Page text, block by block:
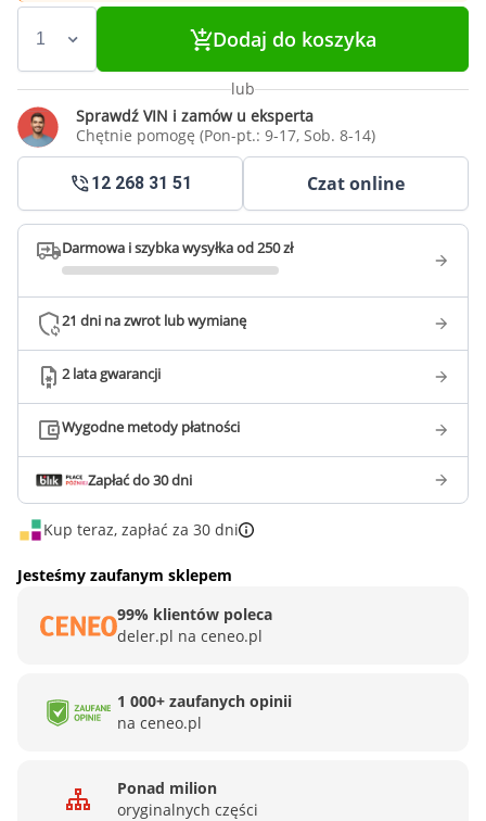
Dodaj do koszyka
lub
Sprawdź VIN i zamów u eksperta
Chętnie pomogę (Pon-pt.: 9-17, Sob. 8-14)
12 268 31 51 Czat online
Darmowa i szybka wysyłka od 250 zł
21 dni na zwrot lub wymianę
2 lata gwarancji
Wygodne metody płatności
Zapłać do 30 dni
Kup teraz, zapłać za 30 dni
Jesteśmy zaufanym sklepem
99% klientów poleca
deler.pl na ceneo.pl
1 000+ zaufanych opinii
na ceneo.pl
Ponad milion
oryginalnych części